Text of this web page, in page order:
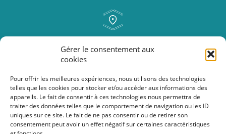
Gérer le consentement aux
cookies
Pour offrir les meilleures expériences, nous utilisons des technologies
telles que les cookies pour stocker et/ou accéder aux informations des
appareils. Le fait de consentir à ces technologies nous permettra de
traiter des données telles que le comportement de navigation ou les ID
uniques sur ce site. Le fait de ne pas consentir ou de retirer son
consentement peut avoir un effet négatif sur certaines caractéristiques
6250 Aiseau-Presles
nancy@fondamentalstudio.be
0472/40.35.74